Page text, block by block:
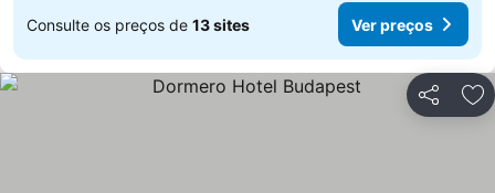
Consulte os preços de 13 sites Ver preços
Partilhar